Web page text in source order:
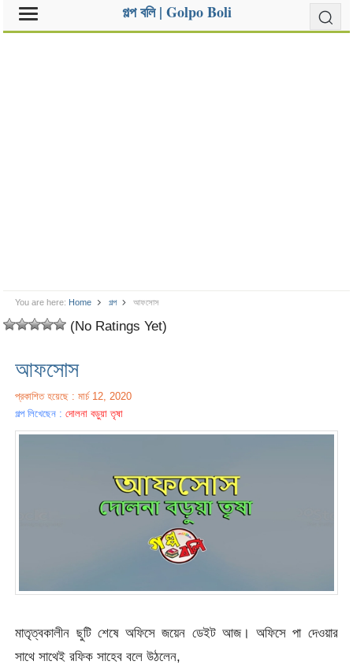
গল্প বলি | Golpo Boli
You are here: Home গল্প আফসোস
(No Ratings Yet)
আফসোস
প্রকাশিত হয়েছে : মার্চ 12, 2020
গল্প লিখেছেন :দোলনা বড়ুয়া তৃষা
মাতৃত্বকালীন ছুটি শেষে অফিসে জয়েন ডেইট আজ। অফিসে পা দেওয়ার
সাথে সাথেই রফিক সাহেব বলে উঠলেন,